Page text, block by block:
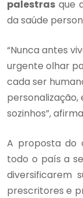
palestras que
da saúde
“Nunca antes
urgente olhar
cada ser
sozinhos”,
A proposta do
todo o país a
diversificarem
prescritores e